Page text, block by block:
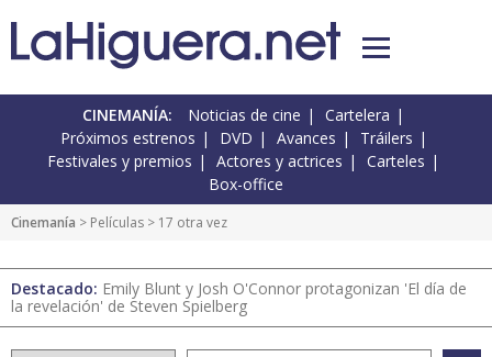
CINEMANÍA: Noticias de cine
Cartelera
Próximos estrenos
DVD Avances
Tráilers
Festivales y premios
Actores y actrices
Carteles
Box-office
Cinemanía > Películas > 17 otra vez
Destacado: Emily Blunt y Josh O'Connor protagonizan 'El día de
la revelación' de Steven Spielberg